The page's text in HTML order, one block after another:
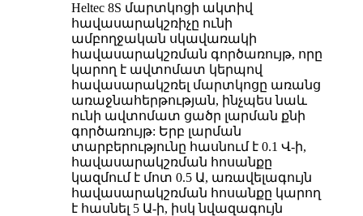
Heltec 8S մարտկոցի ակտիվ
հավասարակշռիչը ունի
ամբողջական սկավառակի
հավասարակշռման գործառույթ, որը
կարող է ավտոմատ կերպով
հավասարակշռել մարտկոցը առանց
առաջնահերթության, ինչպես նաև
ունի ավտոմատ ցածր լարման քնի
գործառույթ: Երբ լարման
տարբերությունը հասնում է 0.1 Վ-ի,
հավասարակշռման հոսանքը
կազմում է մոտ 0.5 Ա, առավելագույն
հավասարակշռման հոսանքը կարող
է հասնել 5 Ա-ի, իսկ նվազագույն